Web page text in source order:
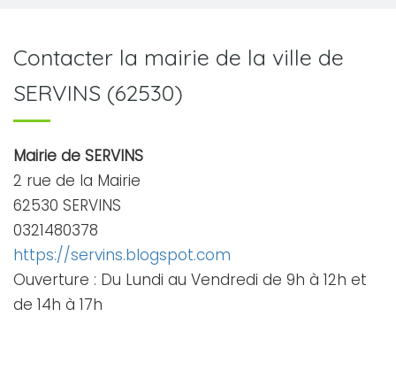
Contacter la mairie de la ville de
SERVINS (62530)
Mairie de SERVINS
2 rue de la Mairie
62530 SERVINS
0321480378
https://servins.blogspot.com
Ouverture : Du Lundi au Vendredi de 9h à 12h et
de 14h à 17h